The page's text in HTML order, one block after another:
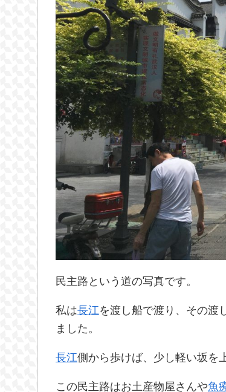
民主路という道の写真です。
私は長江を渡し船で渡り、その渡
ました。
長江側から歩けば、少し軽い坂を
この民主路はお土産物屋さんや魚